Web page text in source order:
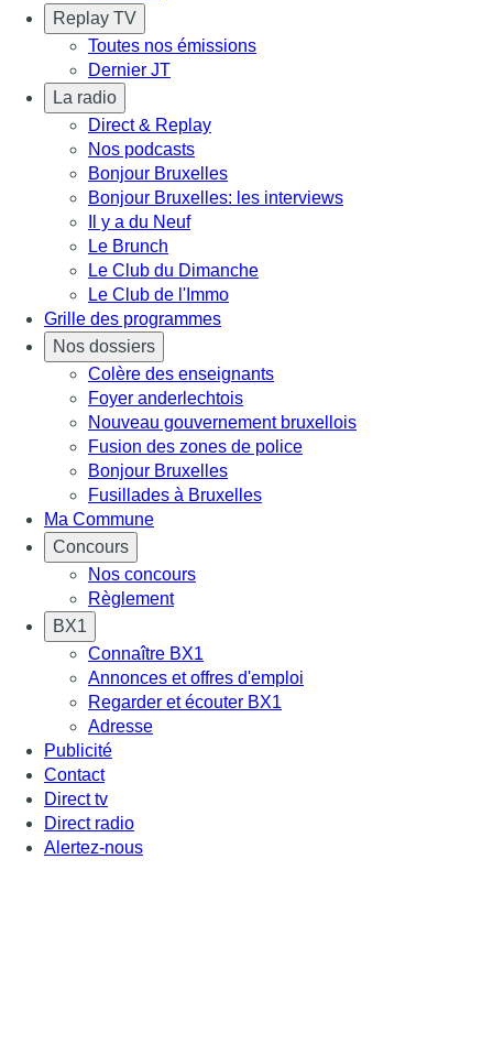
Replay TV
Toutes nos émissions
Dernier JT
La radio
Direct & Replay
Nos podcasts
Bonjour Bruxelles
Bonjour Bruxelles: les interviews
Il y a du Neuf
Le Brunch
Le Club du Dimanche
Le Club de l'Immo
Grille des programmes
Nos dossiers
Colère des enseignants
Foyer anderlechtois
Nouveau gouvernement bruxellois
Fusion des zones de police
Bonjour Bruxelles
Fusillades à Bruxelles
Ma Commune
Concours
Nos concours
Règlement
BX1
Connaître BX1
Annonces et offres d'emploi
Regarder et écouter BX1
Adresse
Publicité
Contact
Direct tv
Direct radio
Alertez-nous